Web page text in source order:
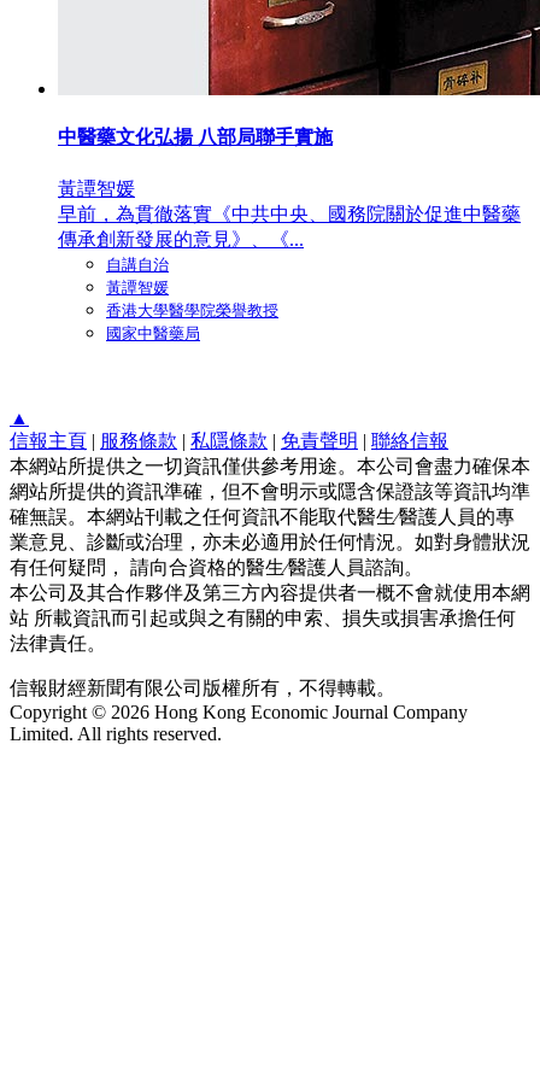
中醫藥文化弘揚 八部局聯手實施
黃譚智媛
早前，為貫徹落實《中共中央、國務院關於促進中醫藥
傳承創新發展的意見》、《...
自講自治
黃譚智媛
香港大學醫學院榮譽教授
國家中醫藥局
▲
信報主頁 | 服務條款 | 私隱條款 | 免責聲明 | 聯絡信報
本網站所提供之一切資訊僅供參考用途。本公司會盡力確保本
網站所提供的資訊準確，但不會明示或隱含保證該等資訊均準
確無誤。本網站刊載之任何資訊不能取代醫生∕醫護人員的專
業意見、診斷或治理，亦未必適用於任何情況。如對身體狀況
有任何疑問， 請向合資格的醫生∕醫護人員諮詢。
本公司及其合作夥伴及第三方內容提供者一概不會就使用本網
站 所載資訊而引起或與之有關的申索、損失或損害承擔任何
法律責任。
信報財經新聞有限公司版權所有，不得轉載。
Copyright © 2026 Hong Kong Economic Journal Company
Limited. All rights reserved.